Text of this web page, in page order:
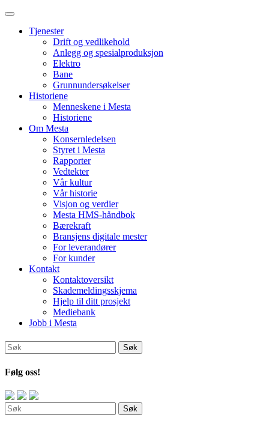
Tjenester
Drift og vedlikehold
Anlegg og spesialproduksjon
Elektro
Bane
Grunnundersøkelser
Historiene
Menneskene i Mesta
Historiene
Om Mesta
Konsernledelsen
Styret i Mesta
Rapporter
Vedtekter
Vår kultur
Vår historie
Visjon og verdier
Mesta HMS-håndbok
Bærekraft
Bransjens digitale mester
For leverandører
For kunder
Kontakt
Kontaktoversikt
Skademeldingsskjema
Hjelp til ditt prosjekt
Mediebank
Jobb i Mesta
Følg oss!
Søk Søk